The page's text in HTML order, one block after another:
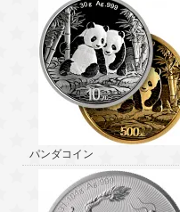
パンダコイン